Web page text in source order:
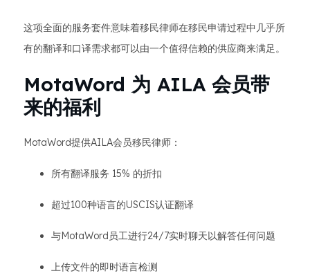
这项全面的服务套件意味着移民律师在移民申请过程中几乎所
有的翻译和口译需求都可以由一个值得信赖的供应商来满足。
MotaWord 为 AILA 会员带
来的福利
MotaWord提供AILA会员移民律师：
所有翻译服务 15% 的折扣
超过100种语言的USCIS认证翻译
与MotaWord员工进行24/7实时聊天以解答任何问题
上传文件的即时语言检测